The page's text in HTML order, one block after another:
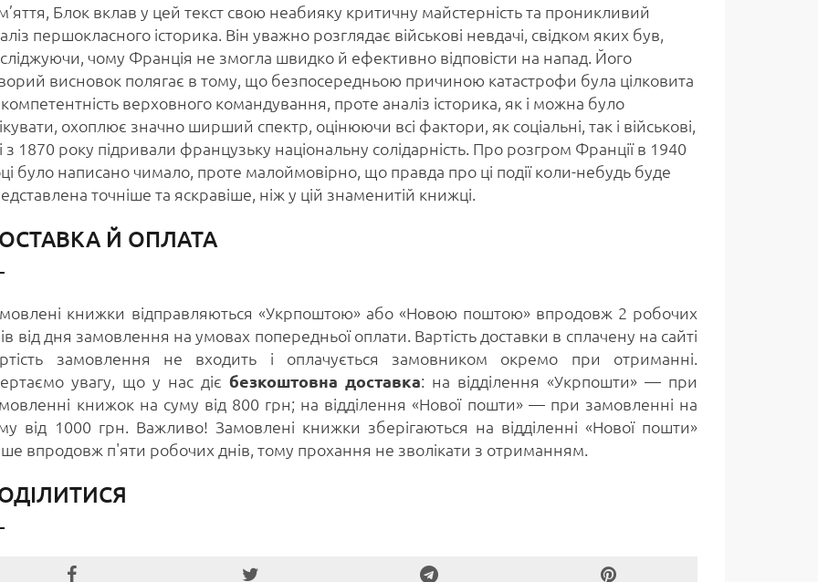
Блок вклав у цей текст свою неабияку критичну майстерність та проникливий
першокласного історика. Він уважно розглядає військові невдачі, свідком яких був,
чому Франція не змогла швидко й ефективно відповісти на напад. Його
висновок полягає в тому, що безпосередньою причиною катастрофи була цілковита
верховного командування, проте аналіз історика, як і можна було
охоплює значно ширший спектр, оцінюючи всі фактори, як соціальні, так і військові,
з 1870 року підривали французьку національну солідарність. Про розгром Франції в 1940
було написано чимало, проте малоймовірно, що правда про ці події коли-небудь буде
точніше та яскравіше, ніж у цій знаменитій книжці.
Й ОПЛАТА
книжки відправляються «Укрпоштою» або «Новою поштою» впродовж 2 робочих
від дня замовлення на умовах попередньої оплати. Вартість доставки в сплачену на сайті
замовлення не входить і оплачується замовником окремо при отриманні.
увагу, що у нас дієбезкоштовна доставка: на відділення «Укрпошти» — при
книжок на суму від 800 грн; на відділення «Нової пошти» — при замовленні на
від 1000 грн. Важливо! Замовлені книжки зберігаються на відділенні «Нової пошти»
впродовж п'яти робочих днів, тому прохання не зволікати з отриманням.